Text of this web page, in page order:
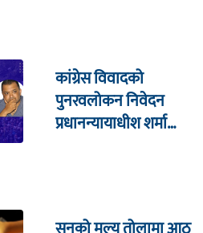
कांग्रेस विवादको
पुनरवलोकन निवेदन
प्रधानन्यायाधीश शर्मा